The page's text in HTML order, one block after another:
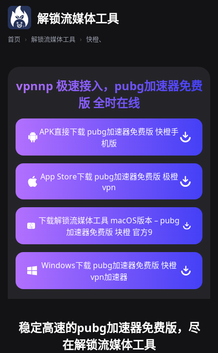
解锁流媒体工具
首页 › 解锁流媒体工具 › 快橙、
vpnnp 极速接入，pubg加速器免费
版 全时在线
APK直接下载 pubg加速器免费版 快橙手
机版
App Store下载 pubg加速器免费版 极橙
vpn
下载解锁流媒体工具 macOS版本 – pubg
加速器免费版 块橙 官方9
Windows下载 pubg加速器免费版 快橙
vpn加速器
稳定高速的pubg加速器免费版，尽
在解锁流媒体工具